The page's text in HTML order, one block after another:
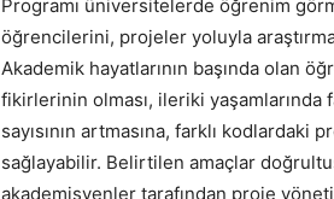
Programı üniversitelerde öğrenim
öğrencilerini, projeler yoluyla
Akademik hayatlarının başında olan
fikirlerinin olması, ileriki
sayısının artmasına, farklı
sağlayabilir. Belirtilen amaçlar
akademisyenler tarafından proje